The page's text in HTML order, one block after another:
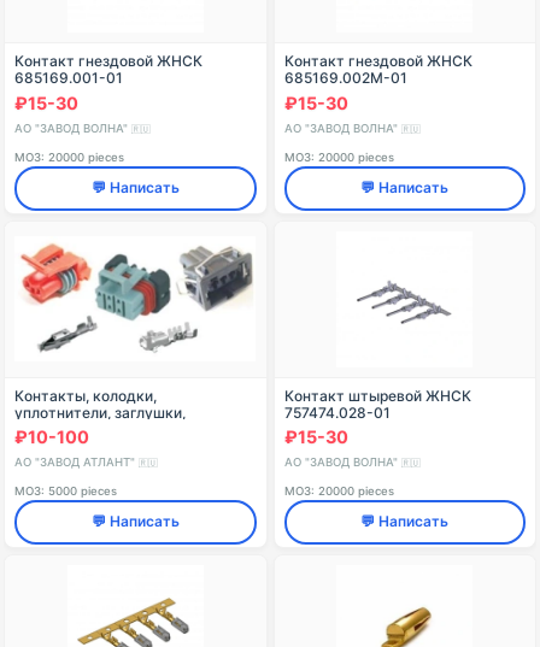
Контакт гнездовой ЖНСК
685169.001-01
₽15-30
АО "ЗАВОД ВОЛНА" 🇷🇺
МОЗ: 20000 pieces
💬 Написать
Контакт гнездовой ЖНСК
685169.002М-01
₽15-30
АО "ЗАВОД ВОЛНА" 🇷🇺
МОЗ: 20000 pieces
💬 Написать
Контакты, колодки,
уплотнители, заглушки,
прокладки, колпаки, замки ТУ
6313-007-07609017-02
₽10-100
АО "ЗАВОД АТЛАНТ" 🇷🇺
МОЗ: 5000 pieces
💬 Написать
Контакт штыревой ЖНСК
757474.028-01
₽15-30
АО "ЗАВОД ВОЛНА" 🇷🇺
МОЗ: 20000 pieces
💬 Написать